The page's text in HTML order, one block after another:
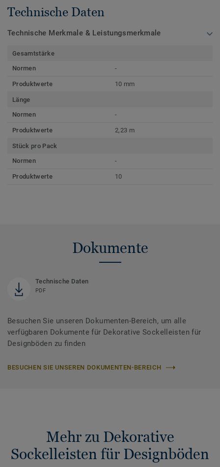
Technische Daten
Technische Merkmale & Leistungsmerkmale
Gesamtstärke
Normen
-
Produktwerte 10 mm
Länge
Normen
-
Produktwerte 2,23 m
Stück pro Pack
Normen
-
Produktwerte 10
Dokumente
Technische Daten
PDF
Besuchen Sie unseren Dokumenten-Bereich, um alle
verfügbaren Dokumente für Dekorative Sockelleisten für
Designböden zu finden
BESUCHEN SIE UNSEREN DOKUMENTEN-BEREICH
Mehr zu Dekorative
Sockelleisten für Designböden